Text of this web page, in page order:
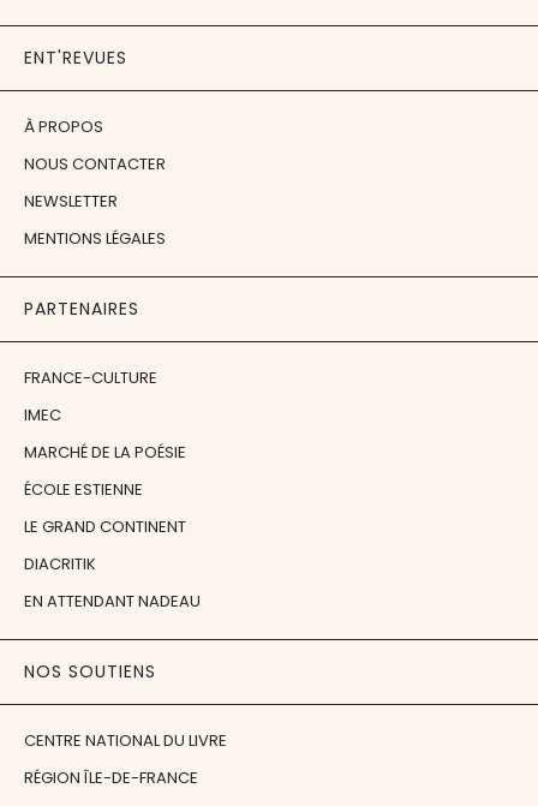
ENT'REVUES
À PROPOS
NOUS CONTACTER
NEWSLETTER
MENTIONS LÉGALES
PARTENAIRES
FRANCE-CULTURE
IMEC
MARCHÉ DE LA POÉSIE
ÉCOLE ESTIENNE
LE GRAND CONTINENT
DIACRITIK
EN ATTENDANT NADEAU
NOS SOUTIENS
CENTRE NATIONAL DU LIVRE
RÉGION ÎLE-DE-FRANCE